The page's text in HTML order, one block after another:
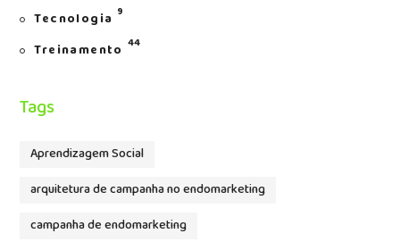
Tecnologia 9
Treinamento 44
Tags
Aprendizagem Social
arquitetura de campanha no endomarketing
campanha de endomarketing